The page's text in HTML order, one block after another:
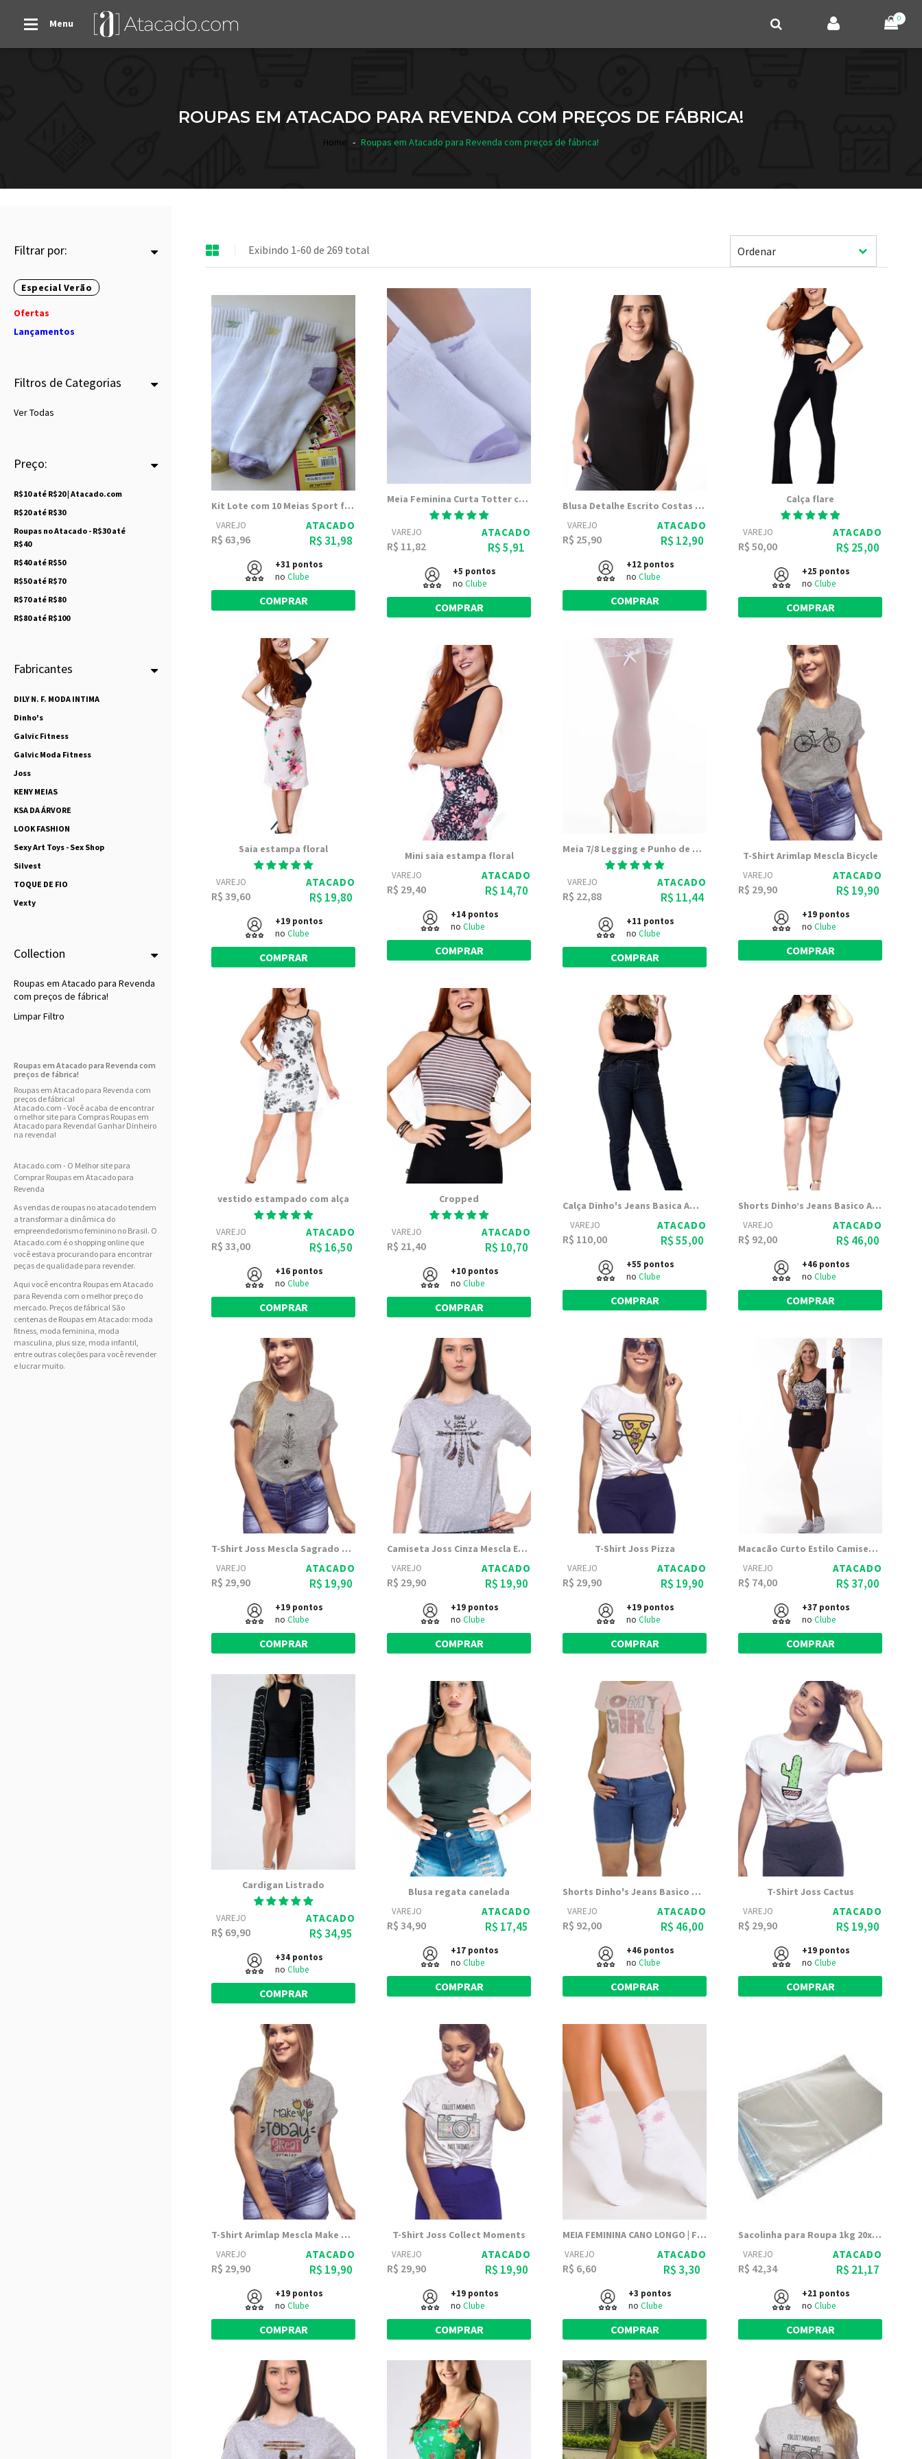
Menu 0
ROUPAS EM ATACADO PARA REVENDA COM PREÇOS DE FÁBRICA!
Home Roupas em Atacado para Revenda com preços de fábrica!
Filtrar por:
Especial Verão
Ofertas
Lançamentos
Filtros de Categorias
Ver Todas
Preço:
R$10 até R$20 | Atacado.com
R$20 até R$30
Roupas no Atacado - R$30 até
R$40
R$40 até R$50
R$50 até R$70
R$70 até R$80
R$80 até R$100
Fabricantes
DILY N. F. MODA INTIMA
Dinho's
Galvic Fitness
Galvic Moda Fitness
Joss
KENY MEIAS
KSA DA ÁRVORE
LOOK FASHION
Sexy Art Toys - Sex Shop
Silvest
TOQUE DE FIO
Vexty
Collection
Roupas em Atacado para Revenda
com preços de fábrica!
Limpar Filtro
Roupas em Atacado para Revenda com
preços de fábrica!
Roupas em Atacado para Revenda com
preços de fábrica!
Atacado.com - Você acaba de encontrar
o melhor site para Compras Roupas em
Atacado para Revenda! Ganhar Dinheiro
na revenda!
Atacado.com - O Melhor site para
Comprar Roupas em Atacado para
Revenda
As vendas de roupas no atacado tendem
a transformar a dinâmica do
empreendedorismo feminino no Brasil. O
Atacado.com é o shopping online que
você estava procurando para encontrar
peças de qualidade para revender.
Aqui você encontra Roupas em Atacado
para Revenda com o melhor preço do
mercado. Preços de fábrica! São
centenas de Roupas em Atacado: moda
fitness, moda feminina, moda
masculina, plus size, moda infantil,
entre outras coleções para você revender
e lucrar muito.
Exibindo 1-60 de 269 total
Kit Lote com 10 Meias Sport fem. de Cano curto (Meias Totter)
VAREJO
R$ 63,96
ATACADO
R$ 31,98
+31 pontos
no Clube
COMPRAR
Meia Feminina Curta Totter com calcanhar e pontinha Colorida | 8088
VAREJO
R$ 11,82
ATACADO
R$ 5,91
+5 pontos
no Clube
COMPRAR
Blusa Detalhe Escrito Costas Linda 9880
VAREJO
R$ 25,90
ATACADO
R$ 12,90
+12 pontos
no Clube
COMPRAR
Calça flare
VAREJO
R$ 50,00
ATACADO
R$ 25,00
+25 pontos
no Clube
COMPRAR
Saia estampa floral
VAREJO
R$ 39,60
ATACADO
R$ 19,80
+19 pontos
no Clube
COMPRAR
Mini saia estampa floral
VAREJO
R$ 29,40
ATACADO
R$ 14,70
+14 pontos
no Clube
COMPRAR
Meia 7/8 Legging e Punho de Renda
VAREJO
R$ 22,88
ATACADO
R$ 11,44
+11 pontos
no Clube
COMPRAR
T-Shirt Arimlap Mescla Bicycle
VAREJO
R$ 29,90
ATACADO
R$ 19,90
+19 pontos
no Clube
COMPRAR
vestido estampado com alça
VAREJO
R$ 33,00
ATACADO
R$ 16,50
+16 pontos
no Clube
COMPRAR
Cropped
VAREJO
R$ 21,40
ATACADO
R$ 10,70
+10 pontos
no Clube
COMPRAR
Calça Dinho's Jeans Basica Amaciada Bolso Antifurto - Feminina
VAREJO
R$ 110,00
ATACADO
R$ 55,00
+55 pontos
no Clube
COMPRAR
Shorts Dinho’s Jeans Basico Amaciada - Femenino
VAREJO
R$ 92,00
ATACADO
R$ 46,00
+46 pontos
no Clube
COMPRAR
T-Shirt Joss Mescla Sagrado Coracao
VAREJO
R$ 29,90
ATACADO
R$ 19,90
+19 pontos
no Clube
COMPRAR
Camiseta Joss Cinza Mescla Estampada Follow
VAREJO
R$ 29,90
ATACADO
R$ 19,90
+19 pontos
no Clube
COMPRAR
T-Shirt Joss Pizza
VAREJO
R$ 29,90
ATACADO
R$ 19,90
+19 pontos
no Clube
COMPRAR
Macacão Curto Estilo Camiseta com Bolsos | Luana 1295
VAREJO
R$ 74,00
ATACADO
R$ 37,00
+37 pontos
no Clube
COMPRAR
Cardigan Listrado
VAREJO
R$ 69,90
ATACADO
R$ 34,95
+34 pontos
no Clube
COMPRAR
Blusa regata canelada
VAREJO
R$ 34,90
ATACADO
R$ 17,45
+17 pontos
no Clube
COMPRAR
Shorts Dinho's Jeans Basico Delave
VAREJO
R$ 92,00
ATACADO
R$ 46,00
+46 pontos
no Clube
COMPRAR
T-Shirt Joss Cactus
VAREJO
R$ 29,90
ATACADO
R$ 19,90
+19 pontos
no Clube
COMPRAR
T-Shirt Arimlap Mescla Make Today
VAREJO
R$ 29,90
ATACADO
R$ 19,90
+19 pontos
no Clube
COMPRAR
T-Shirt Joss Collect Moments
VAREJO
R$ 29,90
ATACADO
R$ 19,90
+19 pontos
no Clube
COMPRAR
MEIA FEMININA CANO LONGO | FEM WS
VAREJO
R$ 6,60
ATACADO
R$ 3,30
+3 pontos
no Clube
COMPRAR
Sacolinha para Roupa 1kg 20x30 Transparente PP Polipropileno
VAREJO
R$ 42,34
ATACADO
R$ 21,17
+21 pontos
no Clube
COMPRAR